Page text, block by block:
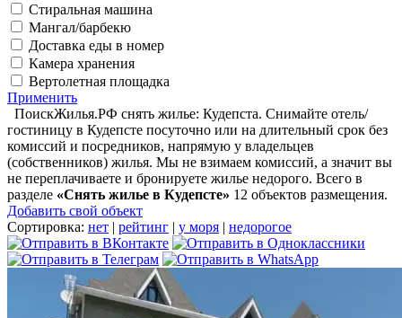
Стиральная машина
Мангал/барбекю
Доставка еды в номер
Камера хранения
Вертолетная площадка
Применить
ПоискЖилья.РФ снять жилье: Кудепста. Снимайте отель/
гостиницу в Кудепсте посуточно или на длительный срок без
комиссий и посредников, напрямую у владельцев
(собственников) жилья. Мы не взимаем комиссий, а значит вы
не переплачиваете и бронируете жилье недорого. Всего в
разделе «Снять жилье в Кудепсте» 12 объектов размещения.
Добавить свой объект
Сортировка: нет | рейтинг | у моря | недорогое